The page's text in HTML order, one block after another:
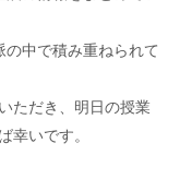
中で積み重ねられて
ただき、明日の授業
幸いです。